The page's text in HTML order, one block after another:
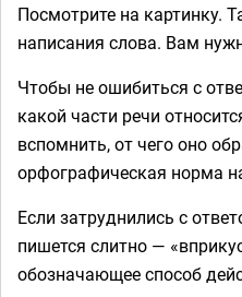
Посмотрите на картинку.
написания слова. Вам
Чтобы не ошибиться с
какой части речи
вспомнить, от чего оно
орфографическая норма
Если затруднились с
пишется слитно —
обозначающее способ